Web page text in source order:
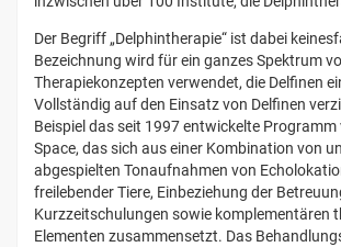
Der Begriff „Delphintherapie“ ist dabei
Bezeichnung wird für ein ganzes Spektrum
Therapiekonzepten verwendet, die Delfinen
Vollständig auf den Einsatz von Delfinen
Beispiel das seit 1997 entwickelte Programm
Space, das sich aus einer Kombination von
abgespielten Tonaufnahmen von
freilebender Tiere, Einbeziehung der
Kurzzeitschulungen sowie komplementären
Elementen zusammensetzt. Das